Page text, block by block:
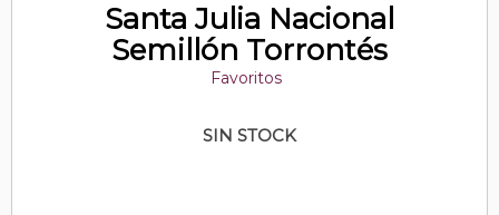
Santa Julia Nacional
Semillón Torrontés
Favoritos
SIN STOCK